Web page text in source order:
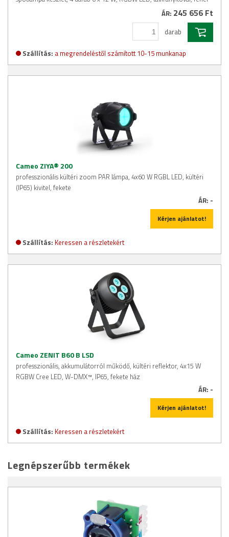
ÁR: 245 656 Ft
darab
Szállítás: a megrendeléstől számított 10-15 munkanap
Cameo ZIYA® 200
professzionális kültéri zoom PAR lámpa, 4x60 W RGBL LED, kültéri
(IP65) kivitel, fekete
ÁR: -
Kérjen ajánlatot!
Szállítás: Keressen a részletekért
Cameo ZENIT B60 B LSD
professzionális, akkumulátorról működő, kültéri reflektor, 4x15 W
RGBW Cree LED, W-DMX™, IP65, fekete ház
ÁR: -
Kérjen ajánlatot!
Szállítás: Keressen a részletekért
Legnépszerűbb termékek